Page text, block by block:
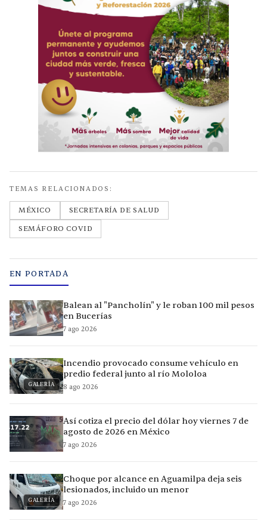
TEMAS RELACIONADOS:
MÉXICO
SECRETARÍA DE SALUD
SEMÁFORO COVID
EN PORTADA
Balean al "Pancholín" y le roban 100 mil pesos
en Bucerías
7 ago 2026
GALERÍA
Incendio provocado consume vehículo en
predio federal junto al río Mololoa
8 ago 2026
Así cotiza el precio del dólar hoy viernes 7 de
agosto de 2026 en México
7 ago 2026
GALERÍA
Choque por alcance en Aguamilpa deja seis
lesionados, incluido un menor
7 ago 2026